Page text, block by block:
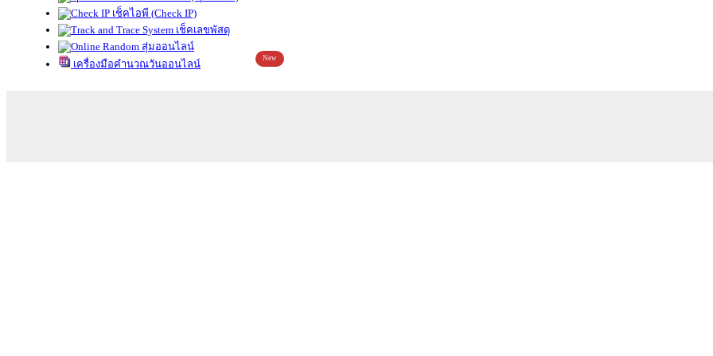
เช็คไอพี (Check IP)
เช็คเลขพัสดุ
สุ่มออนไลน์
เครื่องมือคำนวณวันออนไลน์
New